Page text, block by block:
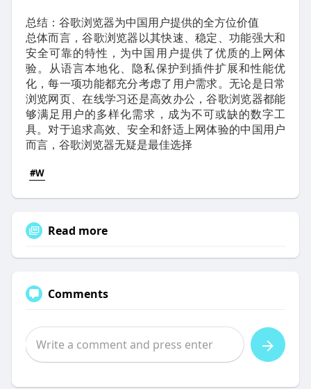
总结：谷歌浏览器为中国用户提供的全方位价值
总体而言，谷歌浏览器以其快速、稳定、功能强大和
安全可靠的特性，为中国用户提供了优质的上网体
验。从语言本地化、隐私保护到插件扩展和性能优
化，每一项功能都充分考虑了用户需求。无论是日常
浏览网页、在线学习还是高效办公，谷歌浏览器都能
够满足用户的多样化需求，成为不可或缺的数字工
具。对于追求高效、安全和舒适上网体验的中国用户
而言，谷歌浏览器无疑是最佳选择
#W
Read more
Comments